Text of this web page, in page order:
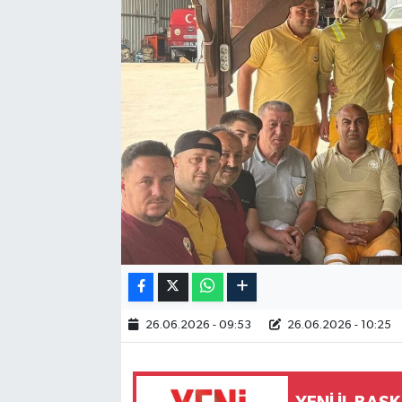
26.06.2026 - 09:53 26.06.2026 - 10:25